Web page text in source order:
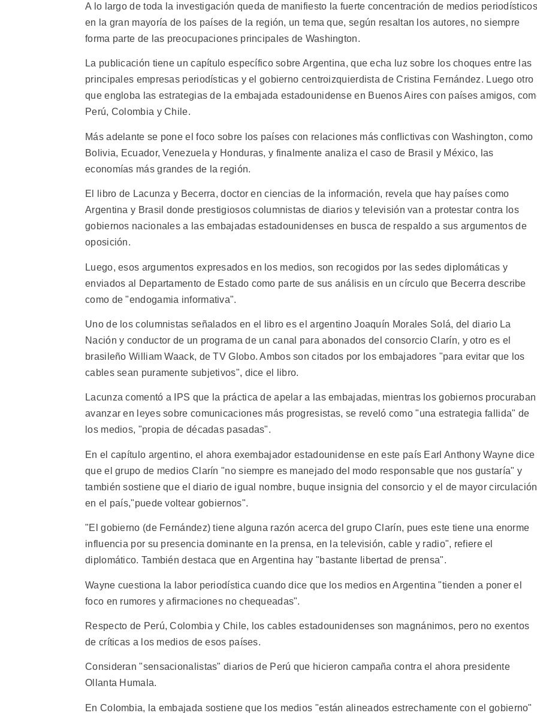
A lo largo de toda la investigación queda de manifiesto la fuerte concentración de medios periodísticos
en la gran mayoría de los países de la región, un tema que, según resaltan los autores, no siempre
forma parte de las preocupaciones principales de Washington.
La publicación tiene un capítulo específico sobre Argentina, que echa luz sobre los choques entre las
principales empresas periodísticas y el gobierno centroizquierdista de Cristina Fernández. Luego otro
que engloba las estrategias de la embajada estadounidense en Buenos Aires con países amigos,
Perú, Colombia y Chile.
Más adelante se pone el foco sobre los países con relaciones más conflictivas con Washington, como
Bolivia, Ecuador, Venezuela y Honduras, y finalmente analiza el caso de Brasil y México, las
economías más grandes de la región.
El libro de Lacunza y Becerra, doctor en ciencias de la información, revela que hay países como
Argentina y Brasil donde prestigiosos columnistas de diarios y televisión van a protestar contra los
gobiernos nacionales a las embajadas estadounidenses en busca de respaldo a sus argumentos de
oposición.
Luego, esos argumentos expresados en los medios, son recogidos por las sedes diplomáticas y
enviados al Departamento de Estado como parte de sus análisis en un círculo que Becerra describe
como de "endogamia informativa".
Uno de los columnistas señalados en el libro es el argentino Joaquín Morales Solá, del diario La
Nación y conductor de un programa de un canal para abonados del consorcio Clarín, y otro es el
brasileño William Waack, de TV Globo. Ambos son citados por los embajadores "para evitar que los
cables sean puramente subjetivos", dice el libro.
Lacunza comentó a IPS que la práctica de apelar a las embajadas, mientras los gobiernos procuraban
avanzar en leyes sobre comunicaciones más progresistas, se reveló como "una estrategia fallida" de
los medios, "propia de décadas pasadas".
En el capítulo argentino, el ahora exembajador estadounidense en este país Earl Anthony Wayne dice
que el grupo de medios Clarín "no siempre es manejado del modo responsable que nos gustaría" y
también sostiene que el diario de igual nombre, buque insignia del consorcio y el de mayor circulación
en el país,"puede voltear gobiernos".
"El gobierno (de Fernández) tiene alguna razón acerca del grupo Clarín, pues este tiene una enorme
influencia por su presencia dominante en la prensa, en la televisión, cable y radio", refiere el
diplomático. También destaca que en Argentina hay "bastante libertad de prensa".
Wayne cuestiona la labor periodística cuando dice que los medios en Argentina "tienden a poner el
foco en rumores y afirmaciones no chequeadas".
Respecto de Perú, Colombia y Chile, los cables estadounidenses son magnánimos, pero no exentos
de críticas a los medios de esos países.
Consideran "sensacionalistas" diarios de Perú que hicieron campaña contra el ahora presidente
Ollanta Humala.
En Colombia, la embajada sostiene que los medios "están alineados estrechamente con el gobierno"